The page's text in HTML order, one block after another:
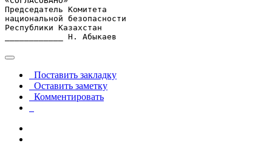
Председатель Комитета
национальной безопасности
Республики Казахстан
____________ Н. Абыкаев
Поставить закладку
Оставить заметку
Комментировать